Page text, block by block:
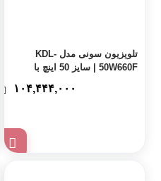
تلویزیون سونی مدل KDL-
50W660F | سایز 50 اینچ با
۱۰۴,۴۴۴,۰۰۰